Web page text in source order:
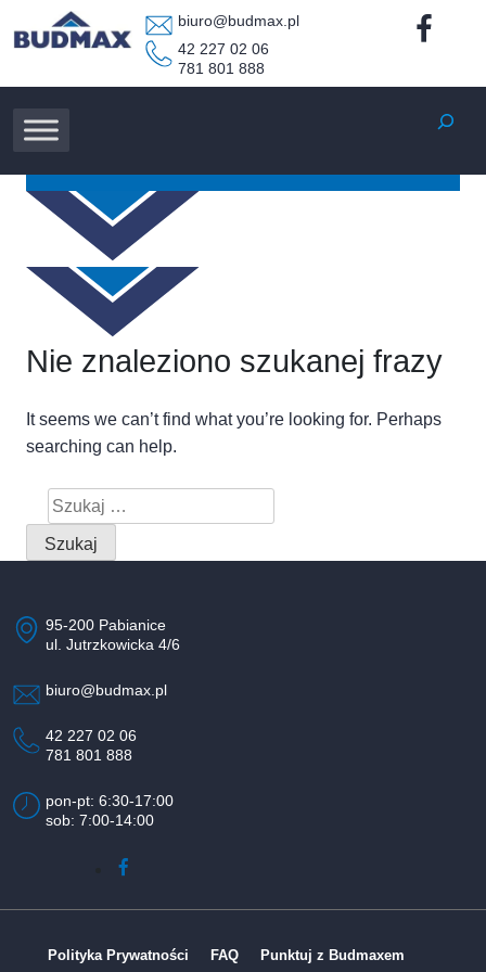
biuro@budmax.pl
42 227 02 06
781 801 888
Szukaj
Nie znaleziono szukanej frazy
It seems we can’t find what you’re looking for. Perhaps
searching can help.
Szukaj:
95-200 Pabianice
ul. Jutrzkowicka 4/6
biuro@budmax.pl
42 227 02 06
781 801 888
pon-pt: 6:30-17:00
sob: 7:00-14:00
Polityka Prywatności FAQ Punktuj z Budmaxem